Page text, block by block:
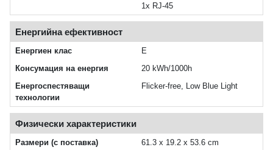
1x RJ-45
Енергийна ефективност
Енергиен клас
Е
Консумация на енергия
20 kWh/1000h
Енергоспестяващи
технологии
Flicker-free, Low Blue Light
Физически характеристики
Размери (с поставка) 61.3 x 19.2 x 53.6 cm